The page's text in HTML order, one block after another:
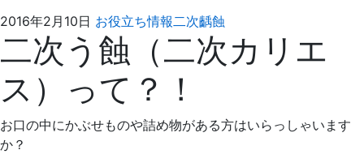
2016年2月10日 お役立ち情報 二次齲蝕
年
2
日
ま
り
二次う蝕（二次カリエ
ス）って？！
お口の中にかぶせものや詰め物がある方はいらっしゃいます
か？